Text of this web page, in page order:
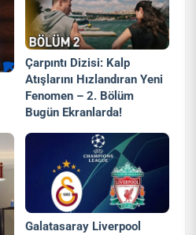
Çarpıntı Dizisi: Kalp
Atışlarını Hızlandıran Yeni
Fenomen – 2. Bölüm
Bugün Ekranlarda!
Galatasaray Liverpool